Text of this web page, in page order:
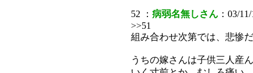
52 ： 病弱名無しさん ：03/
>>51
組み合わせ次第では、悲惨だ
うちの嫁さんは子供三人産